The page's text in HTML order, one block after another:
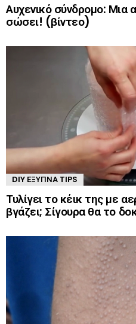
Αυχενικό σύνδρομο:
σώσει! (βίντεο)
DIY ΈΞΥΠΝΑ TIPS
Τυλίγει το κέικ της με
βγάζει; Σίγουρα θα το